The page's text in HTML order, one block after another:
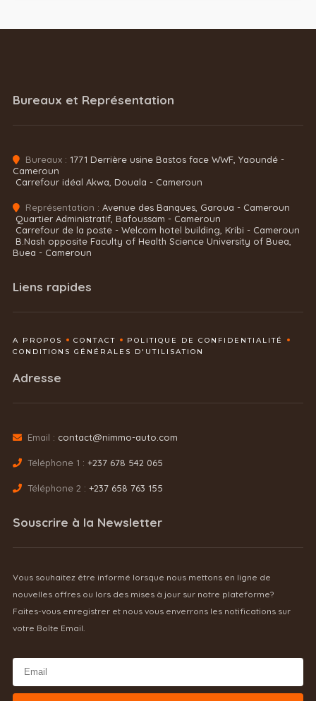
Bureaux et Représentation
Bureaux : 1771 Derrière usine Bastos face WWF, Yaoundé -
Cameroun
Carrefour idéal Akwa, Douala - Cameroun
Représentation : Avenue des Banques, Garoua - Cameroun
Quartier Administratif, Bafoussam - Cameroun
Carrefour de la poste - Welcom hotel building, Kribi - Cameroun
B.Nash opposite Faculty of Health Science University of Buea,
Buea - Cameroun
Liens rapides
A PROPOS CONTACT
POLITIQUE DE CONFIDENTIALITÉ
CONDITIONS GÉNÉRALES D'UTILISATION
Adresse
Email : contact@nimmo-auto.com
Téléphone 1 : +237 678 542 065
Téléphone 2 : +237 658 763 155
Souscrire à la Newsletter
Vous souhaitez être informé lorsque nous mettons en ligne de
nouvelles offres ou lors des mises à jour sur notre plateforme?
Faites-vous enregistrer et nous vous enverrons les notifications sur
votre Boîte Email.